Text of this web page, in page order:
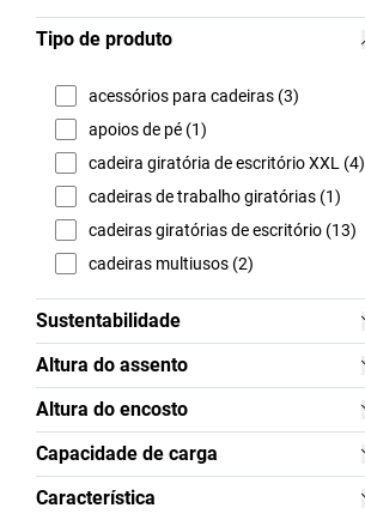
Tipo de produto
acessórios para cadeiras (3)
apoios de pé (1)
cadeira giratória de escritório XXL (4)
cadeiras de trabalho giratórias (1)
cadeiras giratórias de escritório (13)
cadeiras multiusos (2)
Sustentabilidade
Altura do assento
Altura do encosto
Capacidade de carga
Característica